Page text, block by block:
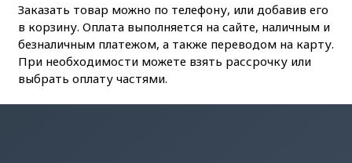
Заказать товар можно по телефону, или добавив его
в корзину. Оплата выполняется на сайте, наличным и
безналичным платежом, а также переводом на карту.
При необходимости можете взять рассрочку или
выбрать оплату частями.